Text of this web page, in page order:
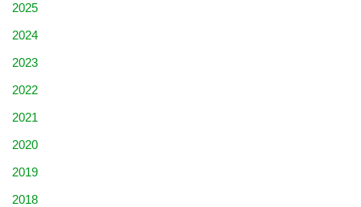
2025
2024
2023
2022
2021
2020
2019
2018